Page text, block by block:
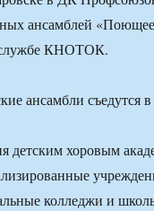
ансамблей
КНОТОК.
детским хоровым
колледжи и